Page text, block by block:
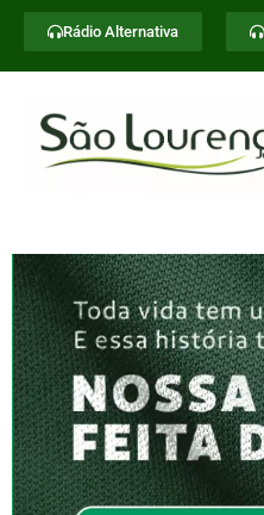
Rádio Alternativa